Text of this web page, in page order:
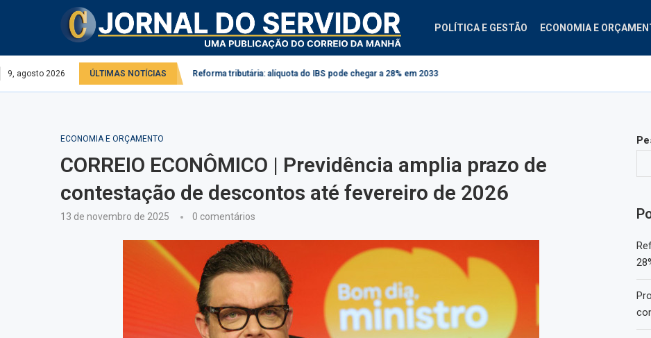
POLÍTICA E GESTÃO ECONOMIA E
9, agosto 2026 ÚLTIMAS NOTÍCIAS
serviço público e privado Reforma tributária: alíquota do IBS pode chegar a 28% em 2033 Projeto cria regras para contestação de consignados no INSS
ECONOMIA E ORÇAMENTO
CORREIO ECONÔMICO | Previdência amplia prazo de
contestação de descontos até fevereiro de 2026
13 de novembro de 2025 0 comentários